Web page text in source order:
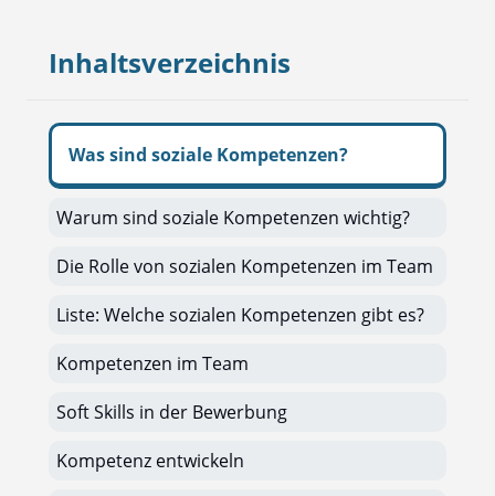
Inhaltsverzeichnis
Was sind soziale Kompetenzen?
Warum sind soziale Kompetenzen wichtig?
Die Rolle von sozialen Kompetenzen im Team
Liste: Welche sozialen Kompetenzen gibt es?
Kompetenzen im Team
Soft Skills in der Bewerbung
Kompetenz entwickeln